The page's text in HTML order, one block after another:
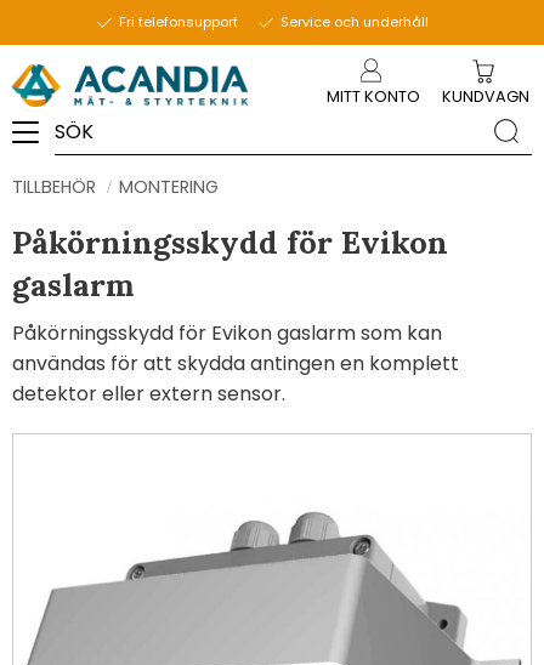
Fri telefonsupport Service och underhåll
MITT KONTO KUNDVAGN
TILLBEHÖR MONTERING
Påkörningsskydd för Evikon
gaslarm
Påkörningsskydd för Evikon gaslarm som kan
användas för att skydda antingen en komplett
detektor eller extern sensor.